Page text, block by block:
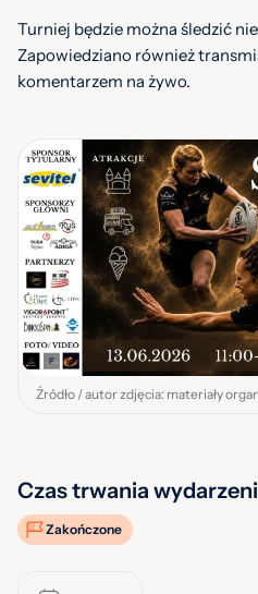
Turniej będzie można śledzić
Zapowiedziano również
komentarzem na żywo.
Źródło / autor zdjęcia: materiały
Czas trwania
Zakończone